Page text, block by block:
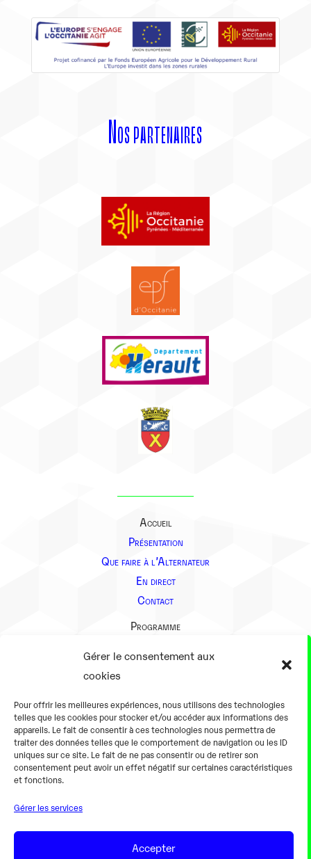
Gérer le consentement aux
cookies
Pour offrir les meilleures expériences, nous utilisons des technologies
telles que les cookies pour stocker et/ou accéder aux informations des
appareils. Le fait de consentir à ces technologies nous permettra de
traiter des données telles que le comportement de navigation ou les ID
uniques sur ce site. Le fait de ne pas consentir ou de retirer son
consentement peut avoir un effet négatif sur certaines caractéristiques
et fonctions.
Gérer les services
Accepter
Nos partenaires
Accueil
Présentation
Que faire à l’Alternateur
En direct
Contact
Programme
Présentation
En pratique
Tarifs et horaires
Salles
Équipements numériques
Gaming